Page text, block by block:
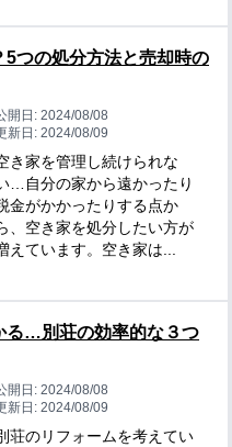
つの処分方法と売却時の
開日: 2024/08/08
新日: 2024/08/09
き家を管理し続けられな
…自分の家から遠かったり
金がかかったりする点か
、空き家を処分したい方が
えています。空き家は...
る…別荘の効率的な３つ
開日: 2024/08/08
新日: 2024/08/09
荘のリフォームを考えてい